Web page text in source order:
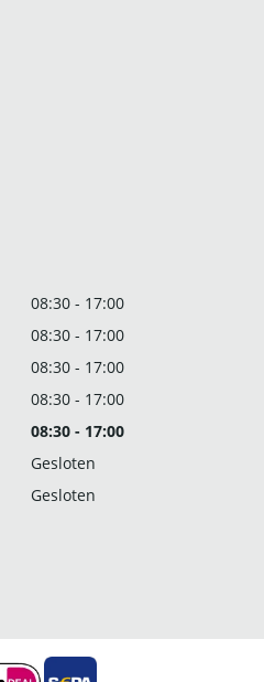
08:30 - 17:00
08:30 - 17:00
08:30 - 17:00
08:30 - 17:00
08:30 - 17:00
Gesloten
Gesloten